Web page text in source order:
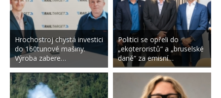
Hrochostroj chystá investici
do 160tunové mašiny.
Výroba zabere…
Politici se opřeli do
„ekoteroristů“ a „bruselské
daně“ za emisní…